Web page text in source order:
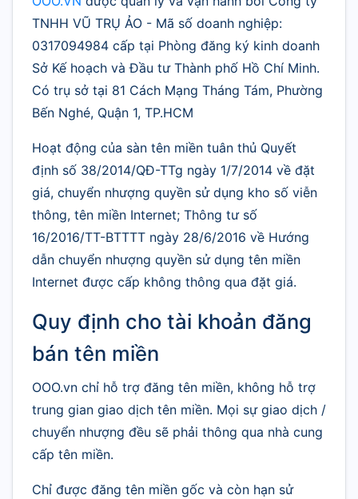
TNHH VŨ TRỤ ẢO - Mã số doanh nghiệp:
0317094984 cấp tại Phòng đăng ký kinh doanh
Sở Kế hoạch và Đầu tư Thành phố Hồ Chí Minh.
Có trụ sở tại 81 Cách Mạng Tháng Tám, Phường
Bến Nghé, Quận 1, TP.HCM
Hoạt động của sàn tên miền tuân thủ Quyết
định số 38/2014/QĐ-TTg ngày 1/7/2014 về đặt
giá, chuyển nhượng quyền sử dụng kho số viễn
thông, tên miền Internet; Thông tư số
16/2016/TT-BTTTT ngày 28/6/2016 về Hướng
dẫn chuyển nhượng quyền sử dụng tên miền
Internet được cấp không thông qua đặt giá.
Quy định cho tài khoản đăng
bán tên miền
OOO.vn chỉ hỗ trợ đăng tên miền, không hỗ trợ
trung gian giao dịch tên miền. Mọi sự giao dịch /
chuyển nhượng đều sẽ phải thông qua nhà cung
cấp tên miền.
Chỉ được đăng tên miền gốc và còn hạn sử